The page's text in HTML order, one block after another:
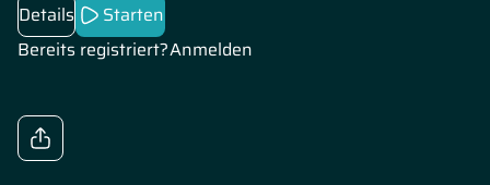
Details
Starten
Bereits registriert?Anmelden